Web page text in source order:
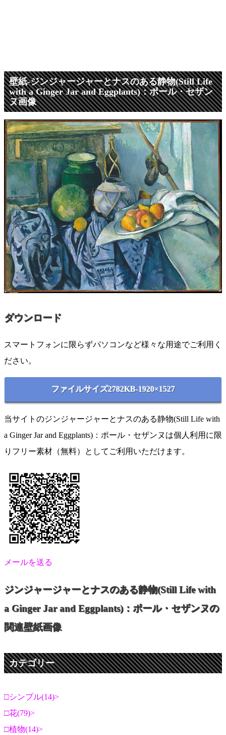
壁紙-ジンジャージャーとナスのある静物(Still Life
with a Ginger Jar and Eggplants)：ポール・セザン
ヌ画像
ダウンロード
スマートフォンに限らずパソコンなど様々な用途でご利用く
ださい。
ファイルサイズ2782KB-1920×1527
当サイトのジンジャージャーとナスのある静物(Still Life with
a Ginger Jar and Eggplants)：ポール・セザンヌは個人利用に限
りフリー素材（無料）としてご利用いただけます。
メールを送る
ジンジャージャーとナスのある静物(Still Life with
a Ginger Jar and Eggplants)：ポール・セザンヌの
関連壁紙画像
カテゴリー
シンプル(14)
花(79)
植物(14)